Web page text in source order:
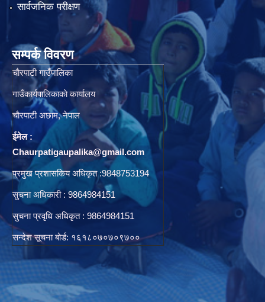
सार्वजनिक परीक्षण
सम्पर्क विवरण
चाैरपाटी गाउँपालिका
गाउँकार्यपालिकाकाे कार्यालय
चाैरपाटी अछाम, नेपाल
ईमेल :
Chaurpatigaupalika@gmail.com
प्रमुख प्रशासकिय अधिकृत :9848753194
सुचना अधिकारी : 9864984151
सुचना प्रवृधि अधिकृत : 9864984151
सन्देश सूचना बोर्ड: १६१८०७०७०९७००